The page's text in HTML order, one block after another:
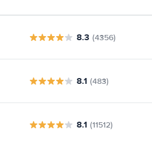
8.3 (4356)
8.1 (483)
8.1 (11512)